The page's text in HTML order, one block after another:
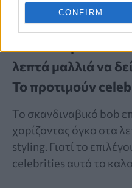
CONFIRM
SUMMER TRENDS
λεπτά μαλλιά να
Το προτιμούν
Το σκανδιναβικό bob
χαρίζοντας όγκο στα
styling. Γιατί το
celebrities αυτό το